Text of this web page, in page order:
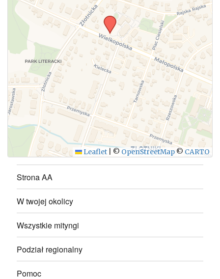
WYŚLIJ
Leaflet © OpenStreetMap © CARTO
Strona AA
W twojej okolicy
Wszystkie mityngi
Podział regionalny
Pomoc